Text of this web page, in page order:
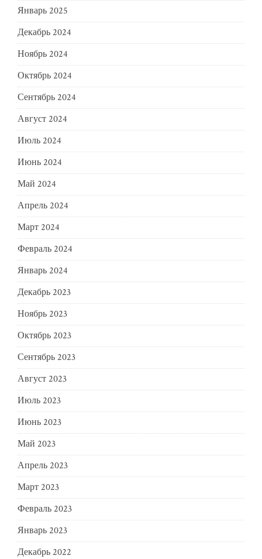
Январь 2025
Декабрь 2024
Ноябрь 2024
Октябрь 2024
Сентябрь 2024
Август 2024
Июль 2024
Июнь 2024
Май 2024
Апрель 2024
Март 2024
Февраль 2024
Январь 2024
Декабрь 2023
Ноябрь 2023
Октябрь 2023
Сентябрь 2023
Август 2023
Июль 2023
Июнь 2023
Май 2023
Апрель 2023
Март 2023
Февраль 2023
Январь 2023
Декабрь 2022